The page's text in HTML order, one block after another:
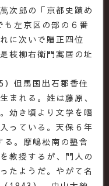
次郎の「京都史蹟め
左京区の部の６番
に次いで贈正四位
枝柳右衛門寓居の址
但馬国出石郡香住
まれる。姓は藤原、
幼き頃より文学を嗜
っている。天保６年
る。摩嶋松南の塾舎
教授するが、門人の
たようだ。やがて名